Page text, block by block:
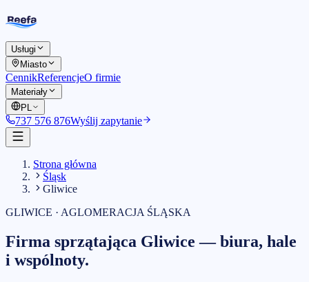
Usługi
Miasto
CennikReferencjeO firmie
Materiały
PL
737 576 876Wyślij zapytanie
Strona główna
Śląsk
Gliwice
GLIWICE · AGLOMERACJA ŚLĄSKA
Firma sprzątająca Gliwice —biura, hale
i wspólnoty.